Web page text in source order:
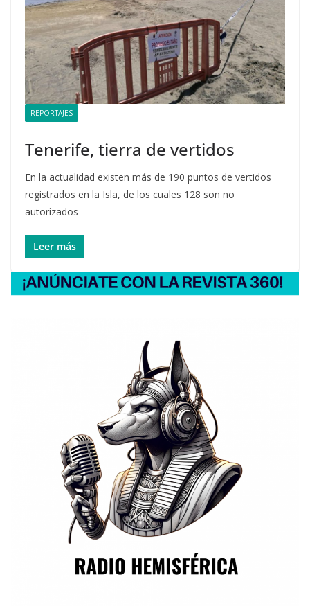
REPORTAJES
Tenerife, tierra de vertidos
En la actualidad existen más de 190 puntos de vertidos
registrados en la Isla, de los cuales 128 son no
autorizados
Leer más